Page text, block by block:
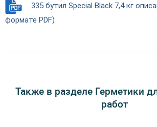
335 бутил Special Black 7,4 кг
формате PDF)
Также в разделе Герметики
работ